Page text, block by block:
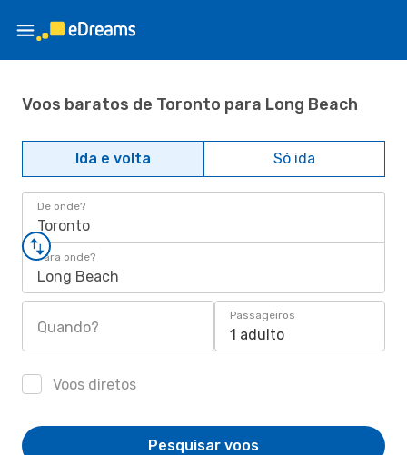
Voos baratos de Toronto para Long Beach
Ida e volta Só ida
De onde?
Toronto
Para onde?
Long Beach
Quando?
Passageiros
1 adulto
Voos diretos
Pesquisar voos